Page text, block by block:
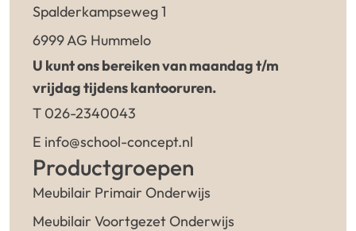
Spalderkampseweg 1
6999 AG Hummelo
U kunt ons bereiken van maandag t/m
vrijdag tijdens kantooruren.
T 026-2340043
E info@school-concept.nl
Productgroepen
Meubilair Primair Onderwijs
Meubilair Voortgezet Onderwijs